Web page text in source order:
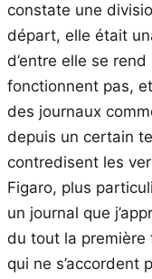
constate une
départ, elle était
d’entre elle se
fonctionnent pas,
des journaux
depuis un certain
contredisent les
Figaro, plus
un journal que
du tout la première
qui ne s’accordent